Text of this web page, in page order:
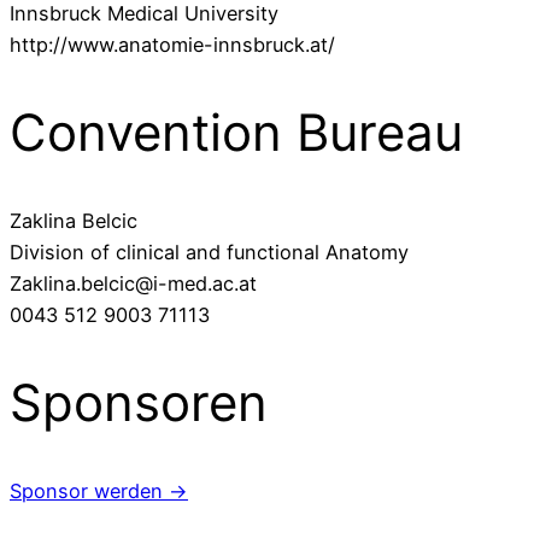
Innsbruck Medical University
http://www.anatomie-innsbruck.at/
Convention Bureau
Zaklina Belcic
Division of clinical and functional Anatomy
Zaklina.belcic@i-med.ac.at
0043 512 9003 71113
Sponsoren
Sponsor werden →